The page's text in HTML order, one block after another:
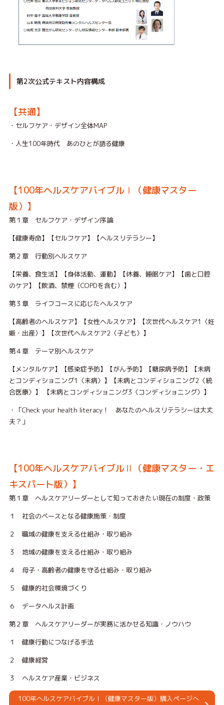
第2次公式テキスト内容構成
【共通】
・セルフケア・デザイン全体MAP
・人生100年時代 あのひとが語る健康
【100年ヘルスケアバイブルⅠ（健康マスター
版）】
第１章 セルフケア・デザイン序論
【健康寿命】【セルフケア】【ヘルスリテラシー】
第２章 行動別ヘルスケア
【栄養、食生活】【身体活動、運動】【休養、睡眠ケア】【歯と口腔
のケア】【飲酒、禁煙（COPDを含む）】
第３章 ライフコースに応じたヘルスケア
【高齢者のヘルスケア】【女性ヘルスケア】【次世代ヘルスケア1〈妊
娠・出産〉】【次世代ヘルスケア2〈子ども〉】
第４章 テーマ別ヘルスケア
【メンタルケア】【感染症予防】【がん予防】【糖尿病予防】【未病
とコンディショニング1〈未病〉】【未病とコンディショニング2〈統
合医療〉】 【未病とコンディショニング3〈コンディショニング〉】
・「Check your health literacy！ あなたのヘルスリテラシーは大丈
夫？」
【100年ヘルスケアバイブルⅡ（健康マスター・エ
キスパート版）】
第１章 ヘルスケアリーダーとして知っておきたい現在の制度・政策
１ 社会のベースとなる健康施策・制度
２ 職域の健康を支える仕組み・取り組み
３ 地域の健康を支える仕組み・取り組み
４ 母子・高齢者の健康を守る仕組み・取り組み
５ 健康的社会環境づくり
６ データヘルス計画
第２章 ヘルスケアリーダーが実務に活かせる知識・ノウハウ
１ 健康行動につなげる手法
２ 健康経営
３ ヘルスケア産業・ビジネス
100年ヘルスケアバイブルⅠ（健康マスター版）購入ページへ